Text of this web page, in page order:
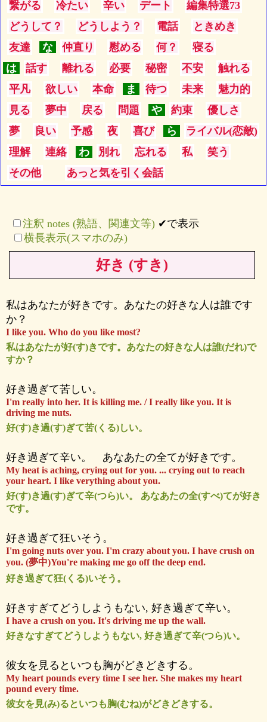
繋がる
冷たい 辛い デート
編集特選73
どうして？
どうしよう？ 電話
ときめき
友達
な 仲直り 慰める 何？
寝る
は
話す 離れる 必要 秘密 不安
触れる
平凡
欲しい 本命 ま 待つ 未来
魅力的
見る
夢中 戻る 問題 や 約束
優しさ
夢
良い 予感 夜 喜び ら
ライバル(恋敵)
理解
連絡 わ 別れ 忘れる 私
笑う
その他
あっと気を引く会話
注釈 notes (熟語、関連文等) ✔で表示
横長表示(スマホのみ)
好き (すき)
私はあなたが好きです。あなたの好きな人は誰です
か？
I like you. Who do you like most?
私はあなたが好(す)きです。あなたの好きな人は誰(だれ)で
すか？
好き過ぎて苦しい。
I'm really into her. It is killing me. / I really like you. It is
driving me nuts.
好(す)き過(す)ぎて苦(くる)しい。
好き過ぎて辛い。 あなあたの全てが好きです。
My heat is aching, crying out for you. ... crying out to reach
your heart. I like verything about you.
好(す)き過(す)ぎて辛(つら)い。 あなあたの全(すべ)てが好き
です。
好き過ぎて狂いそう。
I'm going nuts over you. I'm crazy about you. I have crush on
you. (夢中)You're making me go off the deep end.
好き過ぎて狂(くる)いそう。
好きすぎてどうしようもない, 好き過ぎて辛い。
I have a crush on you. It's driving me up the wall.
好きなすぎてどうしようもない, 好き過ぎて辛(つら)い。
彼女を見るといつも胸がどきどきする。
My heart pounds every time I see her. She makes my heart
pound every time.
彼女を見(み)るといつも胸(むね)がどきどきする。